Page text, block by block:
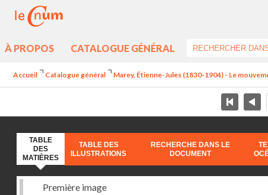
À PROPOS CATALOGUE GÉNÉRAL
Accueil Catalogue général Marey, Étienne-Jules (1830-1904) - Le
TABLE
DES
MATIÈRES
TABLE DES
ILLUSTRATIONS
RECHERCHE DANS LE
DOCUMENT
Première image